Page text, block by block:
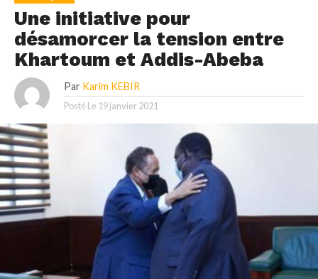
Une initiative pour
désamorcer la tension entre
Khartoum et Addis-Abeba
Par Karim KEBIR
Posté Le 19 janvier 2021